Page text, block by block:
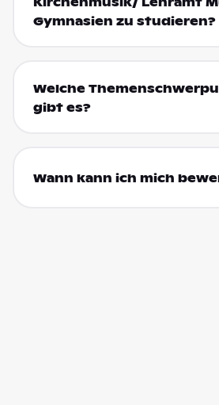
Gymnasien zu studieren?
Welche
gibt es?
Wann kann ich mich